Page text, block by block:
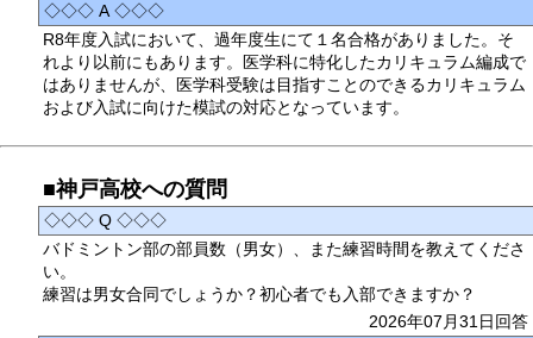
◇◇◇ A ◇◇◇
R8年度入試において、過年度生にて１名合格がありました。そ
れより以前にもあります。医学科に特化したカリキュラム編成で
はありませんが、医学科受験は目指すことのできるカリキュラム
および入試に向けた模試の対応となっています。
■神戸高校への質問
◇◇◇ Q ◇◇◇
バドミントン部の部員数（男女）、また練習時間を教えてくださ
い。
練習は男女合同でしょうか？初心者でも入部できますか？
2026年07月31日回答